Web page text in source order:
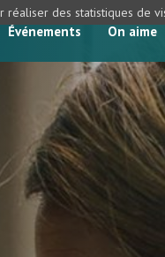
Événements On aime
réaliser des statistiques de